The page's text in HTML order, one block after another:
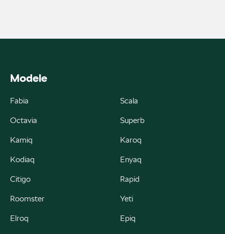
zamowienia@autoremo.pl
ul. Krakowska 283, Kielce
Modele
Fabia Scala
Octavia Superb
Kamiq Karoq
Kodiaq Enyaq
Citigo Rapid
Roomster Yeti
Elroq Epiq